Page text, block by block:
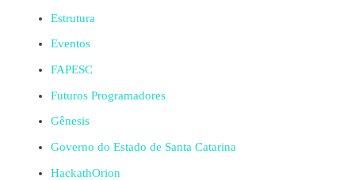
Estrutura
Eventos
FAPESC
Futuros Programadores
Gênesis
Governo do Estado de Santa Catarina
HackathOrion